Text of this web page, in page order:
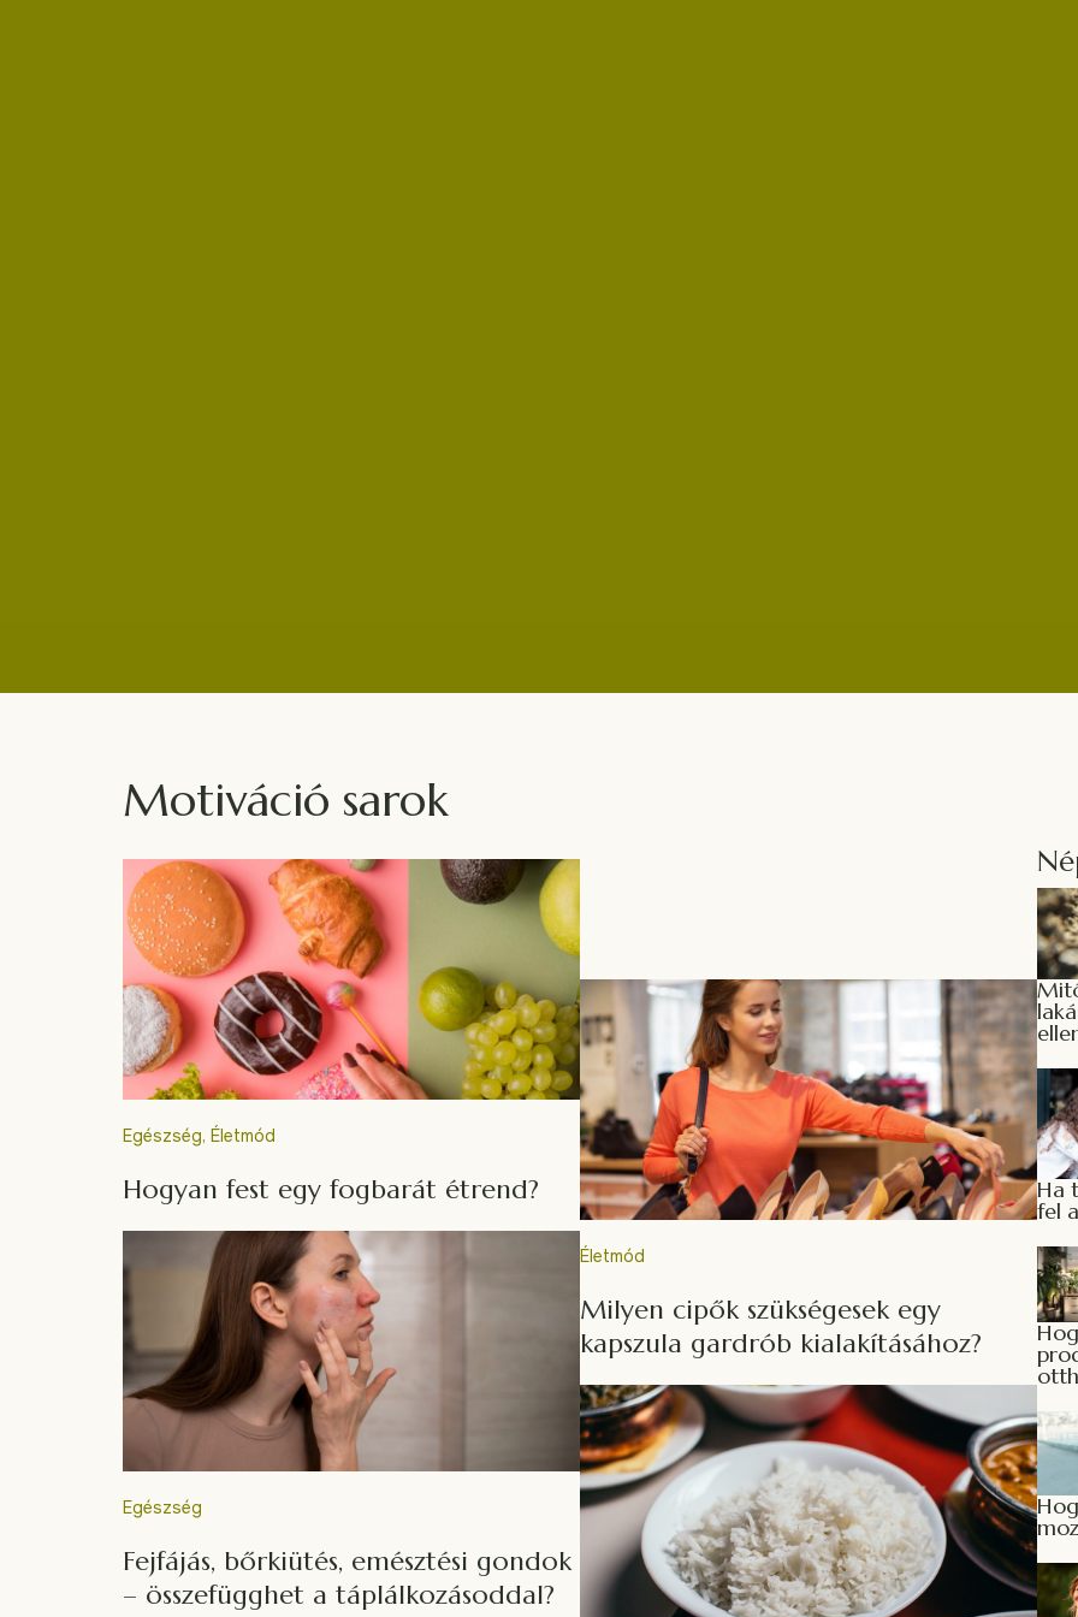
Motiváció sarok
Egészség, Életmód
Hogyan fest egy fogbarát étrend?
Egészség
Fejfájás, bőrkiütés, emésztési gondok
– összefügghet a táplálkozásoddal?
Életmód
Milyen cipők szükségesek egy
kapszula gardrób kialakításához?
Ha
fel